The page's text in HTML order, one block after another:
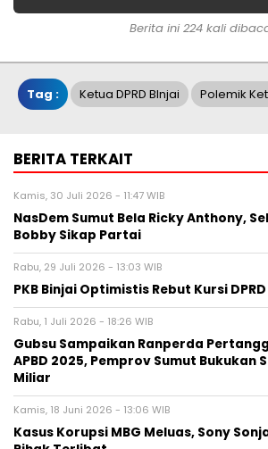
Berita ini 224 kali
Tag : Ketua DPRD BInjai Polemik
BERITA TERKAIT
Kamis, 30 Juli 2026 - 11:47 WIB
NasDem Sumut Bela Ricky Anthony,
Bobby Sikap Partai
Rabu, 29 Juli 2026 - 13:03 WIB
PKB Binjai Optimistis Rebut Kursi
Rabu, 1 Juli 2026 - 18:26 WIB
Gubsu Sampaikan Ranperda
APBD 2025, Pemprov Sumut Bukukan
Miliar
Kamis, 18 Juni 2026 - 13:06 WIB
Kasus Korupsi MBG Meluas, Sony